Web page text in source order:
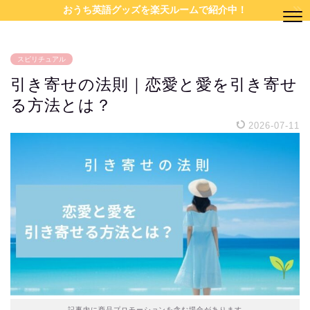
おうち英語グッズを楽天ルームで紹介中！
スピリチュアル
引き寄せの法則｜恋愛と愛を引き寄せ
る方法とは？
2026-07-11